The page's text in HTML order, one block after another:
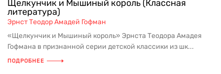
Щелкунчик и Мышиный король (Классная
литература)
Эрнст Теодор Амадей Гофман
«Щелкунчик и Мышиный король» Эрнста Теодора Амадея
Гофмана в признанной серии детской классики из шк...
ПОДРОБНЕЕ